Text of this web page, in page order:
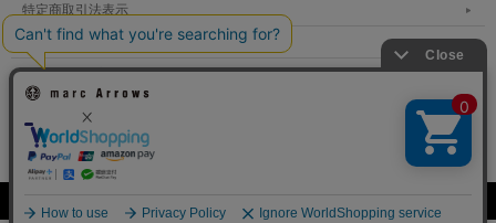
特定商取引法表示
個人情報の取扱い
サイトマップ
メルマガ登録
お問い合わせ
表示：スマートフォン｜PC